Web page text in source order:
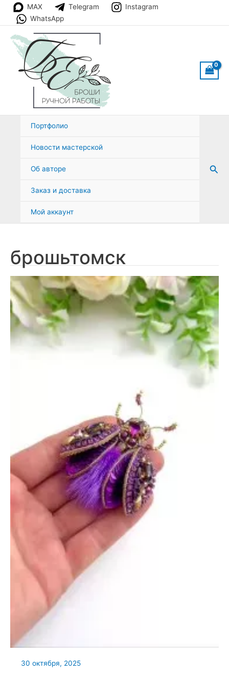
Перейти
содержимому
MAX Telegram
Instagram
WhatsApp
Портфолио
Новости мастерской
Об авторе
Заказ и доставка
Мой аккаунт
брошьтомск
30 октября, 2025